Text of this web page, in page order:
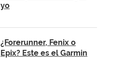
yo
¿Forerunner, Fenix o
Epix? Este es el Garmin